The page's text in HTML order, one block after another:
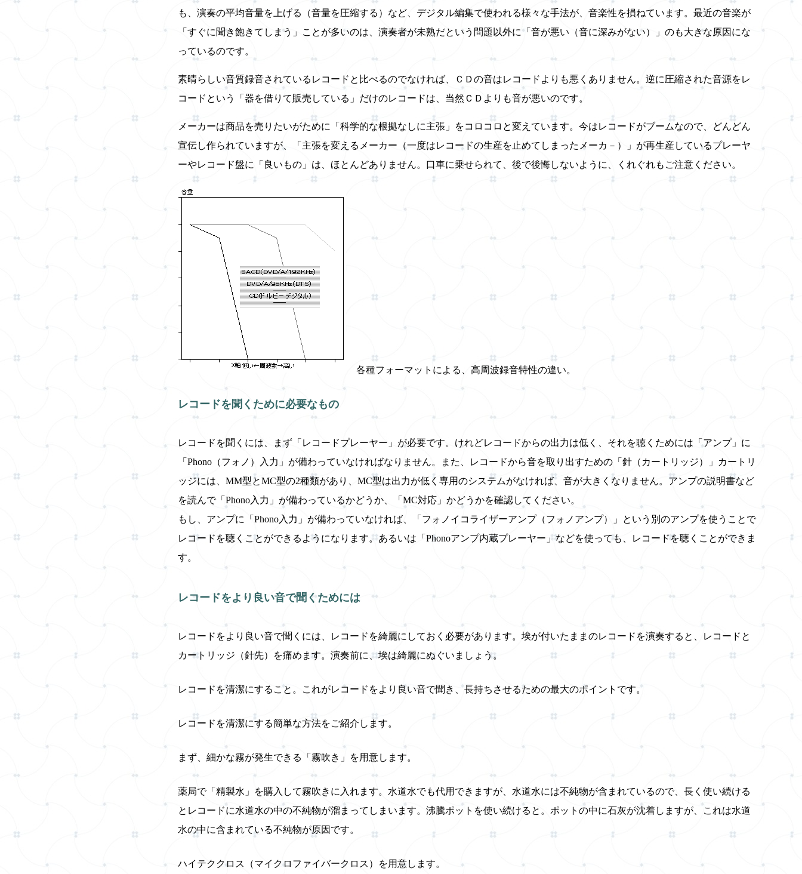
も、演奏の平均音量を上げる（音量を圧縮する）など、デジタル編集で使われる様々な手法が、音楽性を損ねています。最近の音楽が
「すぐに聞き飽きてしまう」ことが多いのは、演奏者が未熟だという問題以外に「音が悪い（音に深みがない）」のも大きな原因にな
っているのです。
素晴らしい音質録音されているレコードと比べるのでなければ、ＣＤの音はレコードよりも悪くありません。逆に圧縮された音源をレ
コードという「器を借りて販売している」だけのレコードは、当然ＣＤよりも音が悪いのです。
メーカーは商品を売りたいがために「科学的な根拠なしに主張」をコロコロと変えています。今はレコードがブームなので、どんどん
宣伝し作られていますが、「主張を変えるメーカー（一度はレコードの生産を止めてしまったメーカ－）」が再生産しているプレーヤ
ーやレコード盤に「良いもの」は、ほとんどありません。口車に乗せられて、後で後悔しないように、くれぐれもご注意ください。
各種フォーマットによる、高周波録音特性の違い。
レコードを聞くために必要なもの
レコードを聞くには、まず「レコードプレーヤー」が必要です。けれどレコードからの出力は低く、それを聴くためには「アンプ」に
「Phono（フォノ）入力」が備わっていなければなりません。また、レコードから音を取り出すための「針（カートリッジ）」カートリ
ッジには、MM型とMC型の2種類があり、MC型は出力が低く専用のシステムがなければ、音が大きくなりません。アンプの説明書など
を読んで「Phono入力」が備わっているかどうか、「MC対応」かどうかを確認してください。
もし、アンプに「Phono入力」が備わっていなければ、「フォノイコライザーアンプ（フォノアンプ）」という別のアンプを使うことで
レコードを聴くことができるようになります。あるいは「Phonoアンプ内蔵プレーヤー」などを使っても、レコードを聴くことができま
す。
レコードをより良い音で聞くためには
レコードをより良い音で聞くには、レコードを綺麗にしておく必要があります。埃が付いたままのレコードを演奏すると、レコードと
カートリッジ（針先）を痛めます。演奏前に、埃は綺麗にぬぐいましょう。
レコードを清潔にすること。これがレコードをより良い音で聞き、長持ちさせるための最大のポイントです。
レコードを清潔にする簡単な方法をご紹介します。
まず、細かな霧が発生できる「霧吹き」を用意します。
薬局で「精製水」を購入して霧吹きに入れます。水道水でも代用できますが、水道水には不純物が含まれているので、長く使い続ける
とレコードに水道水の中の不純物が溜まってしまいます。沸騰ポットを使い続けると。ポットの中に石灰が沈着しますが、これは水道
水の中に含まれている不純物が原因です。
ハイテククロス（マイクロファイバークロス）を用意します。